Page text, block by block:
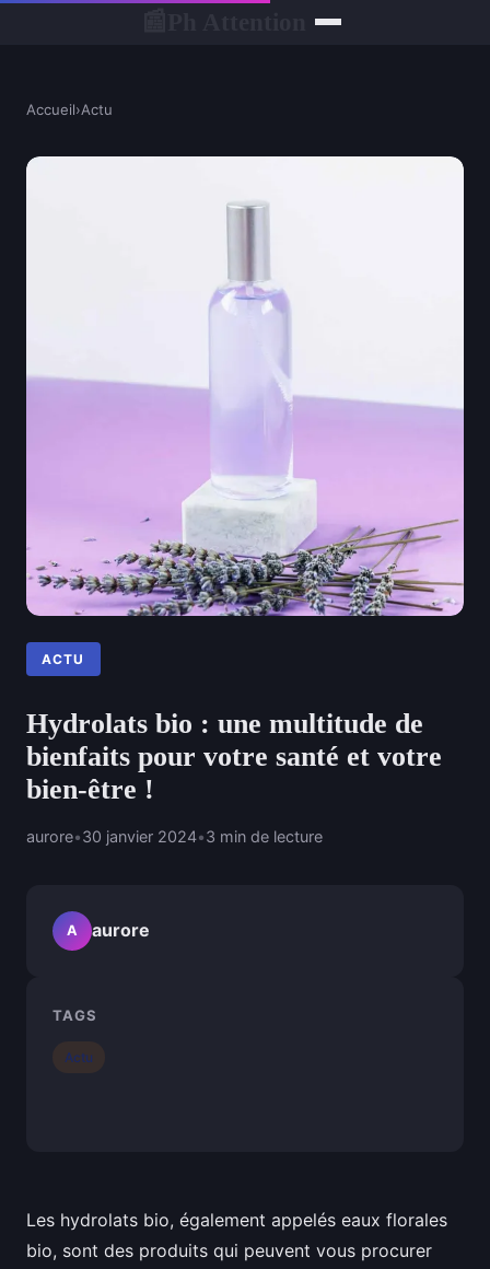
Accueil›Actu
ACTU
Hydrolats bio : une multitude de
bienfaits pour votre santé et votre
bien-être !
aurore•30 janvier 2024•3 min de lecture
Les hydrolats bio, également appelés eaux florales
bio, sont des produits qui peuvent vous procurer
A aurore
TAGS
Actu